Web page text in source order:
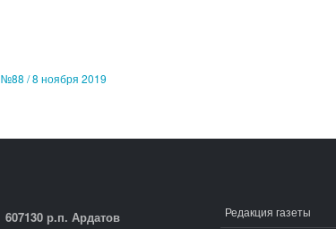
№88 / 8 ноября 2019
607130 р.п. Ардатов
Редакция газеты